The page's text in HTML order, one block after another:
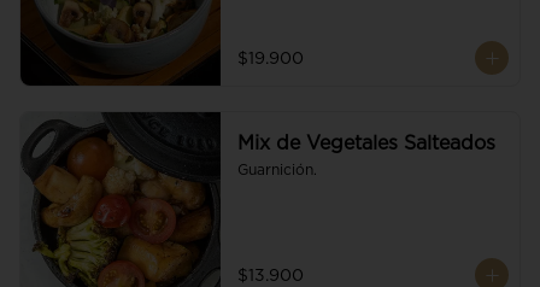
$19.900
Mix de Vegetales Salteados
Guarnición.
$13.900